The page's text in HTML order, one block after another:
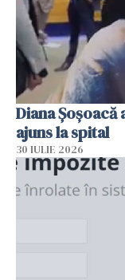
Diana
ajuns la spital
30 IULIE 2026